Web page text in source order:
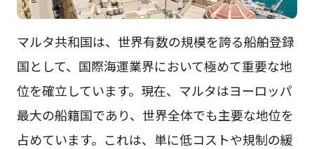
マルタ共和国は、世界有数の規模を誇る船舶登録
国として、国際海運業界において極めて重要な地
位を確立しています。現在、マルタはヨーロッパ
最大の船籍国であり、世界全体でも主要な地位を
占めています。これは、単に低コストや規制の緩